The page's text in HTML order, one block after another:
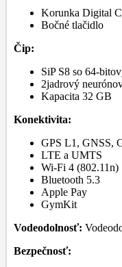
Korunka Digital
Bočné tlačidlo
Čip:
SiP S8 so 64-
2jadrový
Kapacita 32 GB
Konektivita:
GPS L1, GNSS,
LTE a UMTS
Wi-Fi 4 (802.11n)
Bluetooth 5.3
Apple Pay
GymKit
Vodeodolnosť:
Bezpečnosť: